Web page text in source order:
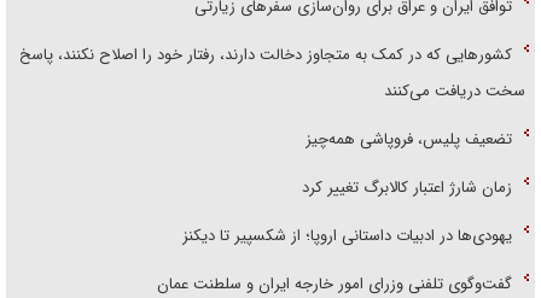
توافق ایران و عراق برای روان‌سازی سفر‌های زیارتی
کشور‌هایی که در کمک به متجاوز دخالت دارند، رفتار خود را اصلاح نکنند، پاسخ
سخت دریافت می‌کنند
تضعیف پلیس، فروپاشی همه‌چیز
زمان شارژ اعتبار کالابرگ تغییر کرد
یهودی‌ها در ادبیات داستانی اروپا؛ از شکسپیر تا دیکنز
گفت‌وگوی تلفنی وزرای امور خارجه ایران و سلطنت عمان